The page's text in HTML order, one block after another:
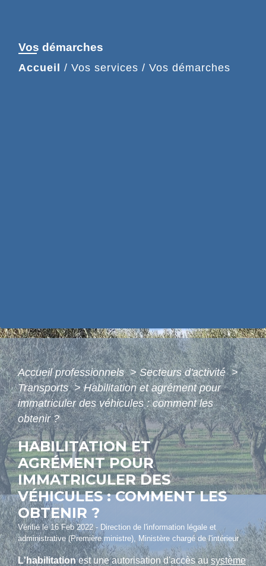
Vos démarches
Accueil / Vos services / Vos démarches
Accueil professionnels> Secteurs d'activité>
Transports> Habilitation et agrément pour
immatriculer des véhicules : comment les
obtenir ?
HABILITATION ET
AGRÉMENT POUR
IMMATRICULER DES
VÉHICULES : COMMENT LES
OBTENIR ?
Vérifié le 16 Feb 2022 - Direction de l'information légale et
administrative (Première ministre), Ministère chargé de l'intérieur
L'habilitationest une autorisation d'accès ausystème